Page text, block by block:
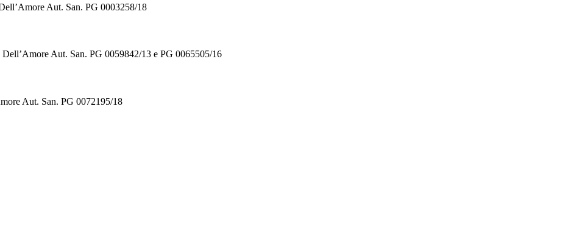
Aut. San. PG 0003258/18
Aut. San. PG 0059842/13 e PG 0065505/16
Aut. San. PG 0072195/18